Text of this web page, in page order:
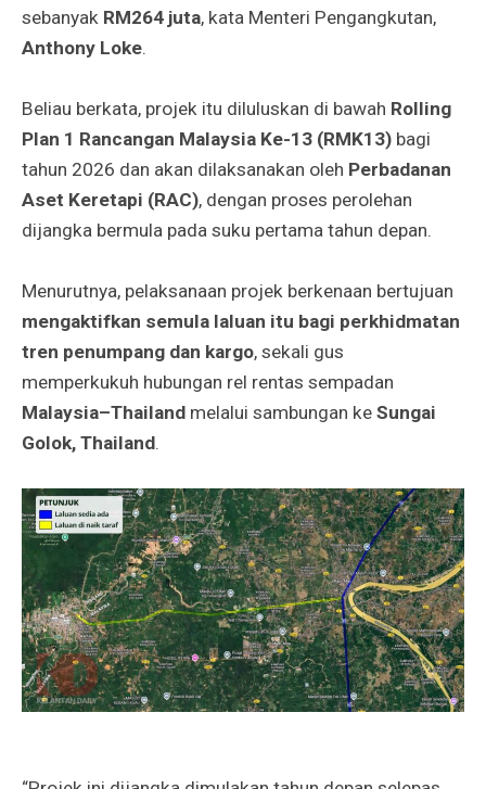
sebanyak RM264 juta, kata Menteri Pengangkutan,
Anthony Loke.
Beliau berkata, projek itu diluluskan di bawah Rolling
Plan 1 Rancangan Malaysia Ke-13 (RMK13) bagi
tahun 2026 dan akan dilaksanakan oleh Perbadanan
Aset Keretapi (RAC), dengan proses perolehan
dijangka bermula pada suku pertama tahun depan.
Menurutnya, pelaksanaan projek berkenaan bertujuan
mengaktifkan semula laluan itu bagi perkhidmatan
tren penumpang dan kargo, sekali gus
memperkukuh hubungan rel rentas sempadan
Malaysia–Thailand melalui sambungan ke Sungai
Golok, Thailand.